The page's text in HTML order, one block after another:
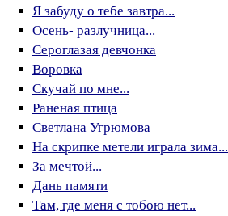
Я забуду о тебе завтра...
Осень- разлучница...
Сероглазая девчонка
Воровка
Скучай по мне...
Раненая птица
Светлана Угрюмова
На скрипке метели играла зима...
За мечтой...
Дань памяти
Там, где меня с тобою нет...